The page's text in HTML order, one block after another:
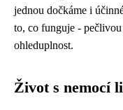
jednou dočkáme i
to, co funguje -
ohleduplnost.
Život s nemocí